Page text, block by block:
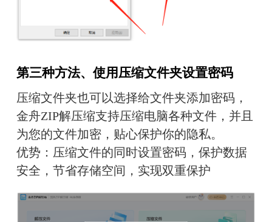
第三种方法、使用压缩文件夹设置密码
压缩文件夹也可以选择给文件夹添加密码，
金舟ZIP解压缩支持压缩电脑各种文件，并且
为您的文件加密，贴心保护你的隐私。
优势：压缩文件的同时设置密码，保护数据
安全，节省存储空间，实现双重保护